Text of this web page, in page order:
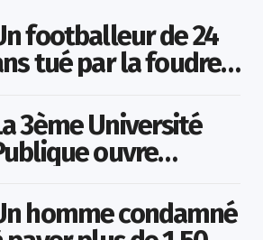
footballeur de 24
tué par la foudre
3ème Université
ouvre
homme condamné